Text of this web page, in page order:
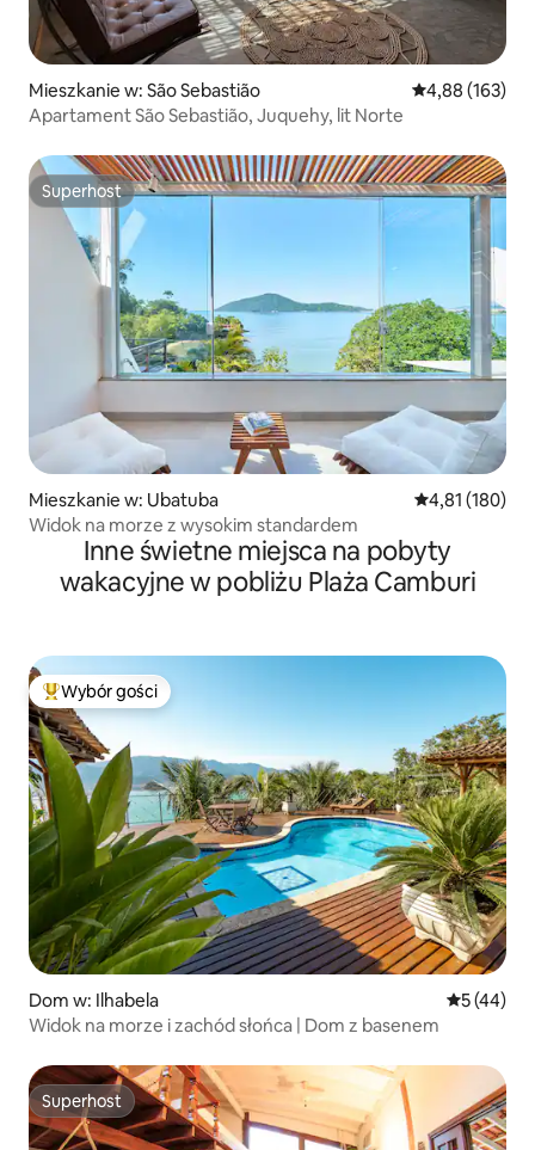
Mieszkanie w: São Sebastião Średnia
4,88 (163)
Apartament São Sebastião, Juquehy, lit Norte
Superhost
Superhost
Mieszkanie w: Ubatuba Średnia
4,81 (180)
Widok na morze z wysokim standardem
Inne świetne miejsca na pobyty
wakacyjne w pobliżu Plaża Camburi
Najpopularniejsze z kategorii Wybór gości
Wybór gości
Dom w: Ilhabela Średnia
5 (44)
Widok na morze i zachód słońca | Dom z basenem
Superhost
Superhost